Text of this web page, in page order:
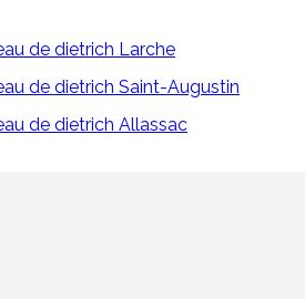
de dietrich Larche
de dietrich Saint-Augustin
de dietrich Allassac